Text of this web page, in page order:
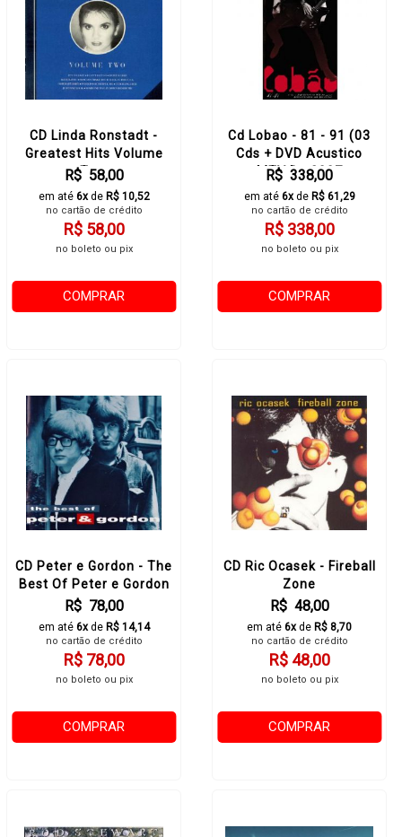
CD Linda Ronstadt -
Greatest Hits Volume
Two
R$ 58,00
em até 6xde R$ 10,52
no cartão de crédito
R$ 58,00
no boleto ou pix
COMPRAR
Cd Lobao - 81 - 91 (03
Cds + DVD Acustico
MTV De 2007
R$ 338,00
em até 6xde R$ 61,29
no cartão de crédito
R$ 338,00
no boleto ou pix
COMPRAR
CD Peter e Gordon - The
Best Of Peter e Gordon
R$ 78,00
em até 6xde R$ 14,14
no cartão de crédito
R$ 78,00
no boleto ou pix
COMPRAR
CD Ric Ocasek - Fireball
Zone
R$ 48,00
em até 6xde R$ 8,70
no cartão de crédito
R$ 48,00
no boleto ou pix
COMPRAR